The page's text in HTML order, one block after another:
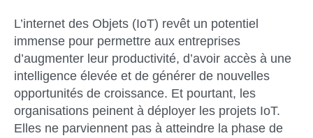
L’internet des Objets (IoT) revêt un potentiel
immense pour permettre aux entreprises
d’augmenter leur productivité, d’avoir accès à une
intelligence élevée et de générer de nouvelles
opportunités de croissance. Et pourtant, les
organisations peinent à déployer les projets IoT.
Elles ne parviennent pas à atteindre la phase de